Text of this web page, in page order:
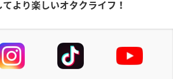
てより楽しいオタクライフ！